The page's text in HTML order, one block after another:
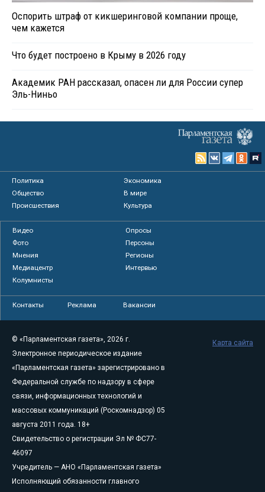
Оспорить штраф от кикшеринговой компании проще,
чем кажется
Что будет построено в Крыму в 2026 году
Академик РАН рассказал, опасен ли для России супер
Эль-Ниньо
Политика
Экономика
Общество
В мире
Происшествия
Культура
Видео
Опросы
Фото
Персоны
Мнения
Регионы
Медиацентр
Интервью
Колумнисты
Контакты Реклама Вакансии
© «Парламентская газета», 2026 г.
Электронное периодическое издание
«Парламентская газета» зарегистрировано в
Федеральной службе по надзору в сфере
связи, информационных технологий и
массовых коммуникаций (Роскомнадзор) 05
августа 2011 года. 18+
Свидетельство о регистрации Эл № ФС77-
46097
Учредитель — АНО «Парламентская газета»
Исполняющий обязанности главного
Карта сайта